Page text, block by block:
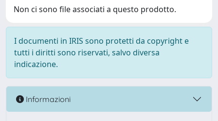
Non ci sono file associati a questo prodotto.
I documenti in IRIS sono protetti da copyright e
tutti i diritti sono riservati, salvo diversa
indicazione.
Informazioni